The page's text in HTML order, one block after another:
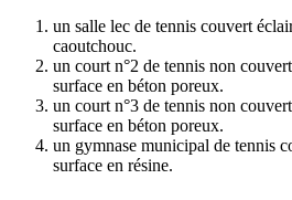
un salle lec de tennis couvert
caoutchouc.
un court n°2 de tennis non
surface en béton poreux.
un court n°3 de tennis non
surface en béton poreux.
un gymnase municipal de tennis
surface en résine.